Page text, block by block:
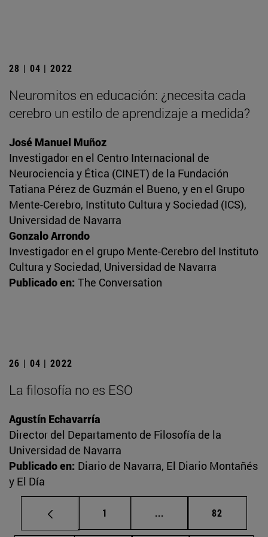
28 | 04 | 2022
Neuromitos en educación: ¿necesita cada
cerebro un estilo de aprendizaje a medida?
José Manuel Muñoz
Investigador en el Centro Internacional de
Neurociencia y Ética (CINET) de la Fundación
Tatiana Pérez de Guzmán el Bueno, y en el Grupo
Mente-Cerebro, Instituto Cultura y Sociedad (ICS),
Universidad de Navarra
Gonzalo Arrondo
Investigador en el grupo Mente-Cerebro del Instituto
Cultura y Sociedad, Universidad de Navarra
Publicado en: The Conversation
26 | 04 | 2022
La filosofía no es ESO
Agustín Echavarría
Director del Departamento de Filosofía de la
Universidad de Navarra
Publicado en: Diario de Navarra, El Diario Montañés
y El Día
Página
1 ... Páginas intermedias
Página
82